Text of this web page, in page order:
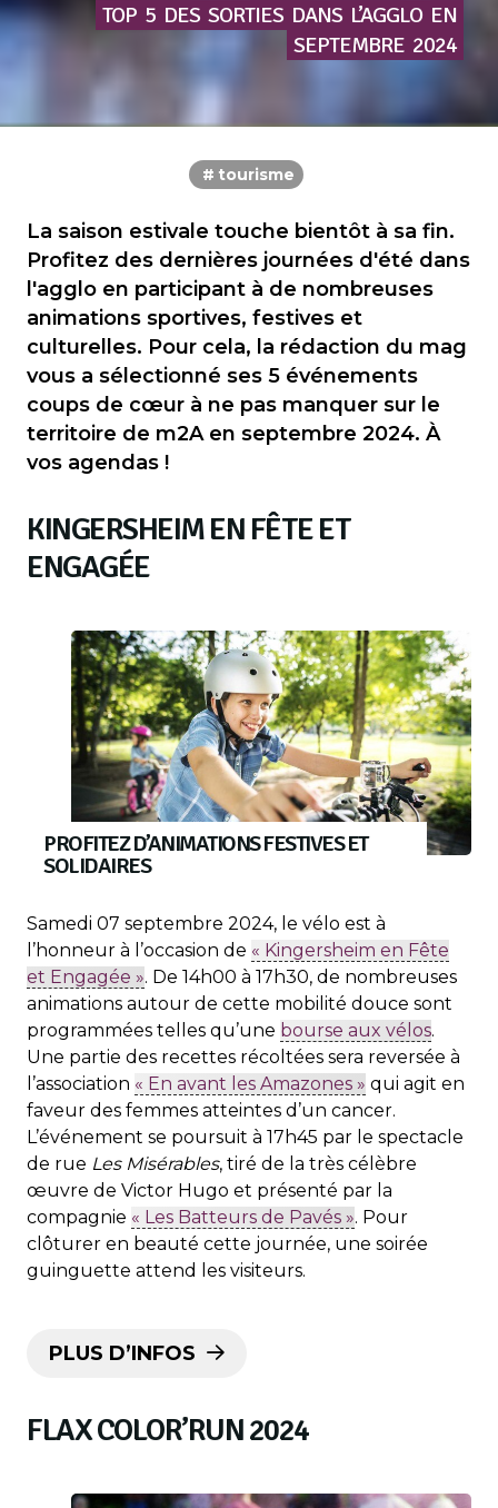
TOP 5 DES SORTIES DANS L’AGGLO EN
SEPTEMBRE 2024
tourisme
La saison estivale touche bientôt à sa fin.
Profitez des dernières journées d'été dans
l'agglo en participant à de nombreuses
animations sportives, festives et
culturelles. Pour cela, la rédaction du mag
vous a sélectionné ses 5 événements
coups de cœur à ne pas manquer sur le
territoire de m2A en septembre 2024. À
vos agendas !
KINGERSHEIM EN FÊTE ET
ENGAGÉE
PROFITEZ D’ANIMATIONS FESTIVES ET
SOLIDAIRES
Samedi 07 septembre 2024, le vélo est à
l’honneur à l’occasion de « Kingersheim en Fête
et Engagée ». De 14h00 à 17h30, de nombreuses
animations autour de cette mobilité douce sont
programmées telles qu’une bourse aux vélos.
Une partie des recettes récoltées sera reversée à
l’association « En avant les Amazones » qui agit en
faveur des femmes atteintes d’un cancer.
L’événement se poursuit à 17h45 par le spectacle
de rue Les Misérables, tiré de la très célèbre
œuvre de Victor Hugo et présenté par la
compagnie « Les Batteurs de Pavés ». Pour
clôturer en beauté cette journée, une soirée
guinguette attend les visiteurs.
PLUS D’INFOS
FLAX COLOR’RUN 2024